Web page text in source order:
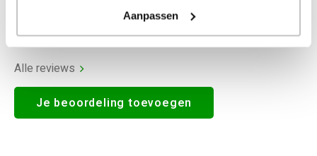
Aanpassen
Alle reviews
Je beoordeling toevoegen